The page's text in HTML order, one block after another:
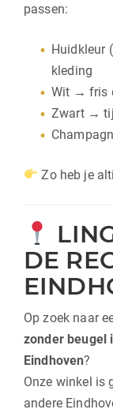
passen:
Huidkleur
kleding
Wit → fris
Zwart →
Zo heb je
DE
Op zoek naar
zonder beugel
Eindhoven?
Onze winkel is
andere